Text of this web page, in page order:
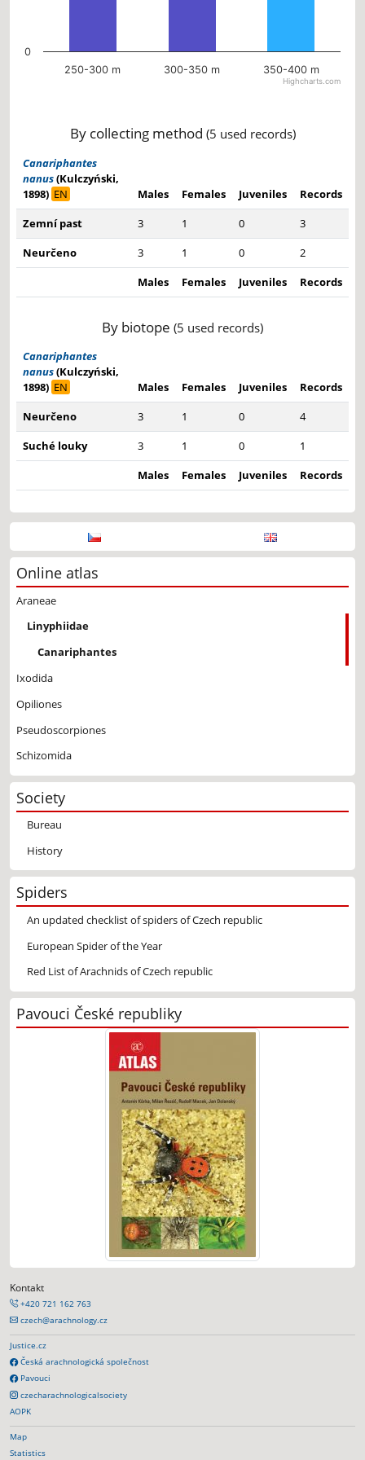
250-300 m 300-350 m 350-400 m
0
Highcharts.com
By collecting method (5 used records)
Canariphantes
nanus(Kulczyński,
1898) EN Males Females Juveniles
Records
Zemní past
3 1 0
3
Neurčeno
3 1 0
2
Males
Females Juveniles Records
By biotope (5 used records)
Canariphantes
nanus(Kulczyński,
1898) EN Males Females Juveniles
Records
Neurčeno
3 1 0
4
Suché louky
3 1 0
1
Males
Females Juveniles Records
Online atlas
Araneae
Linyphiidae
Canariphantes
Ixodida
Opiliones
Pseudoscorpiones
Schizomida
Society
Bureau
History
Spiders
An updated checklist of spiders of Czech republic
European Spider of the Year
Red List of Arachnids of Czech republic
Pavouci České republiky
Kontakt
+420 721 162 763
czech@arachnology.cz
Justice.cz
Česká arachnologická společnost
Pavouci
czecharachnologicalsociety
AOPK
Map
Statistics